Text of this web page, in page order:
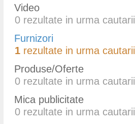
Video
0 rezultate in urma cautarii
Furnizori
1 rezultate in urma cautarii
Produse/Oferte
0 rezultate in urma cautarii
Mica publicitate
0 rezultate in urma cautarii